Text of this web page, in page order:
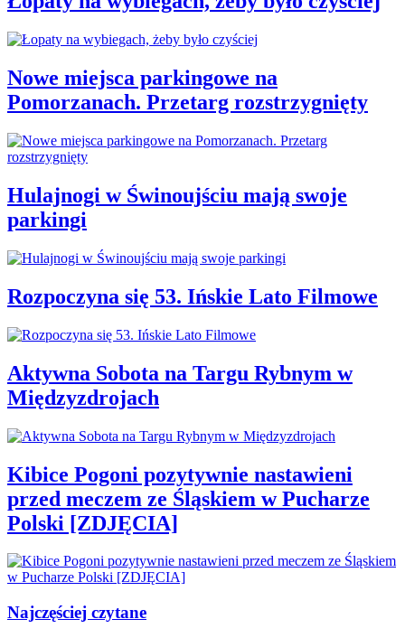
Nowe miejsca parkingowe na
Pomorzanach. Przetarg rozstrzygnięty
Hulajnogi w Świnoujściu mają swoje
parkingi
Rozpoczyna się 53. Ińskie Lato Filmowe
Aktywna Sobota na Targu Rybnym w
Międzyzdrojach
Kibice Pogoni pozytywnie nastawieni
przed meczem ze Śląskiem w Pucharze
Polski [ZDJĘCIA]
Najczęściej czytane